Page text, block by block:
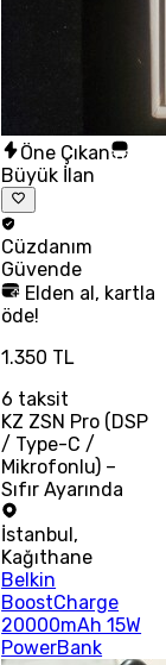
Öne Çıkan
Büyük İlan
Cüzdanım
Güvende
Elden al, kartla
öde!
1.350 TL
6 taksit
KZ ZSN Pro (DSP
/ Type-C /
Mikrofonlu) –
Sıfır Ayarında
İstanbul ,
Kağıthane
Belkin
BoostCharge
20000mAh 15W
PowerBank